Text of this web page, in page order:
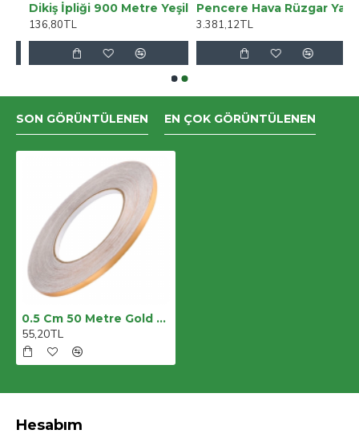
Dikiş İpliği 900 Metre Yeşil
136,80TL
Pencere Hava Rüzgar Yalıtım Filmi 3*6 Metre
3.381,12TL
SON GÖRÜNTÜLENEN EN ÇOK GÖRÜNTÜLENEN
0.5 Cm 50 Metre Gold Fayans Arası Şerit Bant
55,20TL
Hesabım